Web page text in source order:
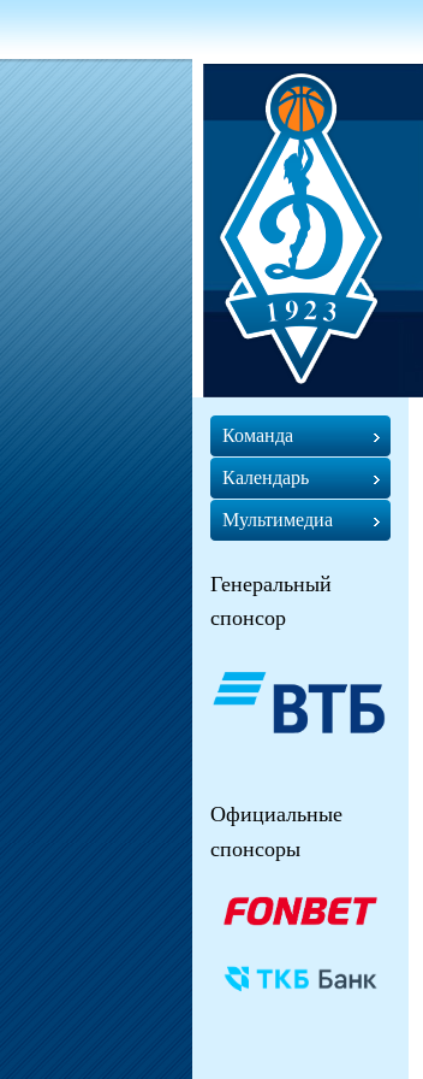
Команда
Календарь
Мультимедиа
Генеральный
спонсор
Официальные
спонсоры